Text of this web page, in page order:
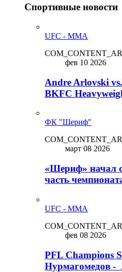
Спортивные новости
UFC - MMA
фев 10 2026
Andre Arlovski
BKFC
ФК "Шериф"
март 08 2026
«Шериф» начал
часть
UFC - MMA
фев 08 2026
PFL Champions
Нурмагомедов -